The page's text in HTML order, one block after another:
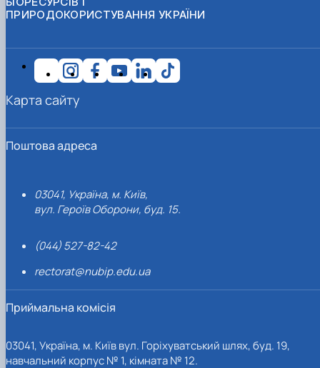
ПРИРОДОКОРИСТУВАННЯ УКРАЇНИ
Поштова адреса
03041, Україна, м. Київ,
вул. Героїв Оборони, буд. 15.
(044) 527-82-42
rectorat@nubip.edu.ua
Приймальна комісія
03041, Україна, м. Київ вул. Горіхуватський шлях, буд. 19,
навчальний корпус № 1, кімната № 12.
Карта сайту